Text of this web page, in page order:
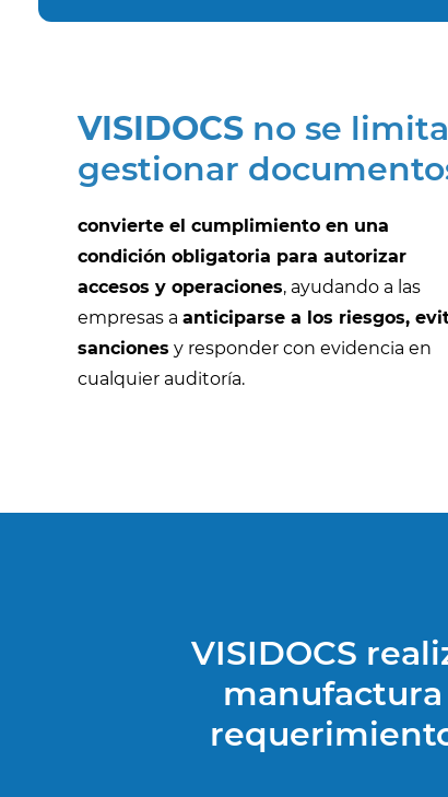
VISIDOCS no se
gestionar
convierte el cumplimiento en una
condición obligatoria para autorizar
accesos y operaciones, ayudando a las
empresas a anticiparse a los riesgos,
sanciones y responder con evidencia en
cualquier auditoría.
VISIDOCS